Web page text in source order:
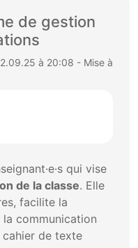
de gestion
à 20:08 - Mise à
qui vise
de la classe. Elle
facilite la
communication
de texte